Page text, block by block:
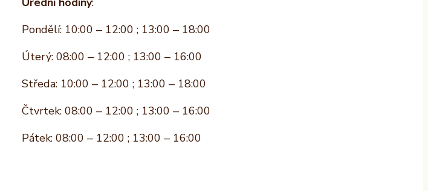
Pondělí: 10:00 – 12:00 ; 13:00 – 18:00
Úterý: 08:00 – 12:00 ; 13:00 – 16:00
Středa: 10:00 – 12:00 ; 13:00 – 18:00
Čtvrtek: 08:00 – 12:00 ; 13:00 – 16:00
Pátek: 08:00 – 12:00 ; 13:00 – 16:00